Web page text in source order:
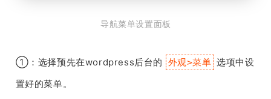
导航菜单设置面板
①：选择预先在wordpress后台的 外观>菜单 选项中设
置好的菜单。